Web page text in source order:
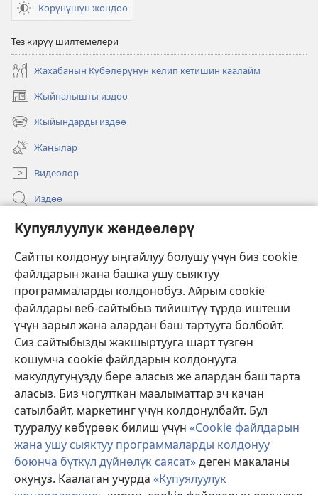
Купуялуулук жөндөөлөрү
Сайтты колдонуу ыңгайлуу болушу үчүн биз cookie
файлдарын жана башка ушу сыяктуу
программаларды колдонобуз. Айрым cookie
файлдары веб-сайтыбыз тийиштүү түрдө иштеши
үчүн зарыл жана алардан баш тартууга болбойт.
Сиз сайтыбызды жакшыртууга шарт түзгөн
кошумча cookie файлдарын колдонууга
макулдугуңузду бере аласыз же алардан баш тарта
аласыз. Биз чогулткан маалыматтар эч качан
сатылбайт, маркетинг үчүн колдонулбайт. Бул
тууралуу көбүрөөк билиш үчүн «Cookie файлдарын
жана ушу сыяктуу программаларды колдонуу
боюнча бүткүл дүйнөлүк саясат»деген макаланы
окуңуз. Каалаган учурда «Купуялуулук
Көрүнүшүн жөндөө
Тез кирүү шилтемелери
Жахабанын Күбөлөрүнүн келип кетишин каалайм
Жыйналышты издөө
(жаңы
терезе
ачат)
Жыйындарды издөө
(жаңы
терезе
ачат)
Жаңылар
Видеолор
Издөө
Бийлик өкүлдөрү үчүн маалымат
Тартуулар
(жаңы
терезе
ачат)
ОНЛАЙН КИТЕПКАНА
(жаңы
терезе
ачат) JW Hub
(жаңы
терезе
ачат) JW Library
Watchtower Library